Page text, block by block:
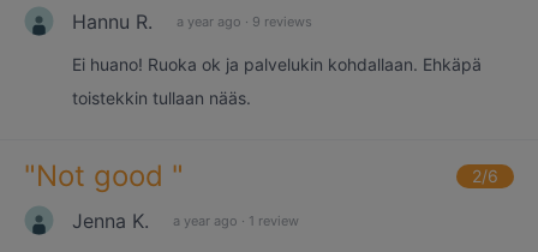
Hannu R. a year ago · 9 reviews
Ei huano! Ruoka ok ja palvelukin kohdallaan. Ehkäpä
toistekkin tullaan nääs.
"Not good " 2/6
Jenna K. a year ago · 1 review